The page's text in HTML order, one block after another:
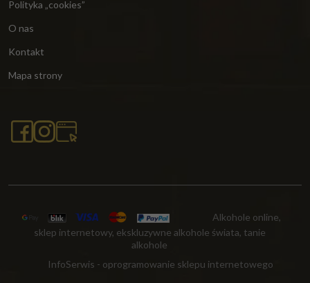
Polityka „cookies”
O nas
Kontakt
Mapa strony
Alkohole online,
sklep internetowy, ekskluzywne alkohole świata, tanie
alkohole
InfoSerwis - oprogramowanie sklepu internetowego